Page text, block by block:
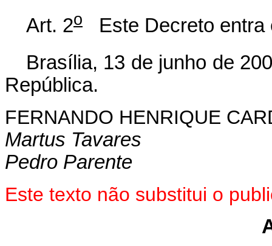
Art. 2o
Este Decreto entra
Brasília, 13 de junho de
República.
FERNANDO HENRIQUE
Martus Tavares
Pedro Parente
Este texto não substitui o